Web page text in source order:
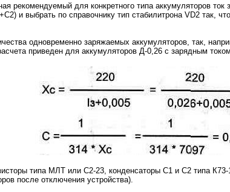
рекомендуемый для конкретного типа аккумуляторов
и выбрать по справочнику тип стабилитрона VD2 так,
одновременно заряжаемых аккумуляторов, так,
приведен для аккумуляторов Д-0,26 с зарядным
типа МЛТ или С2-23, конденсаторы С1 и С2 типа
после отключения устройства).